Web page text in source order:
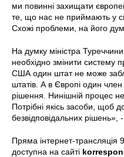
ми повинні захищати
те, що нас не приймають у
Схожі проблеми, на його
На думку міністра
необхідно змінити систему
США один штат не може
штатів. А в Європі один
рішення. Нинішній процес
Потрібні якісь засоби, щоб
безвідповідальних рішень»,
Пряма інтернет-трансляція
доступна на сайті